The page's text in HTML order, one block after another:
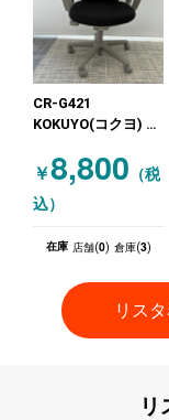
CR-G421
KOKUYO(コクヨ) オ
きチェア OAチェア
肘付 ブラックセデ
ィスタ グレー ブラ
￥8,800 （税
込）
在庫 店舗(0) 倉庫(3)
リス
リ